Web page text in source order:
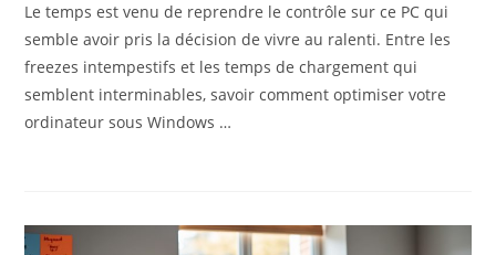
Le temps est venu de reprendre le contrôle sur ce PC qui
semble avoir pris la décision de vivre au ralenti. Entre les
freezes intempestifs et les temps de chargement qui
semblent interminables, savoir comment optimiser votre
ordinateur sous Windows …